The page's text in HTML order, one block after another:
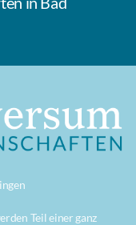
Teil einer ganz